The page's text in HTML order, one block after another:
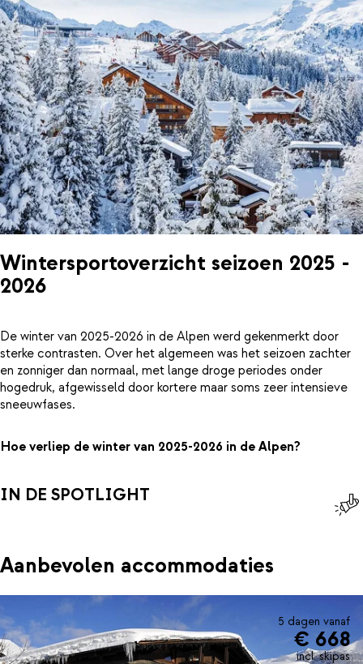
Wintersportoverzicht seizoen 2025 -
2026
De winter van 2025-2026 in de Alpen werd gekenmerkt door
sterke contrasten. Over het algemeen was het seizoen zachter
en zonniger dan normaal, met lange droge periodes onder
hogedruk, afgewisseld door kortere maar soms zeer intensieve
sneeuwfases.
Hoe verliep de winter van 2025-2026 in de Alpen?
IN DE SPOTLIGHT
Aanbevolen accommodaties
5 dagen vanaf
€ 668
incl. skipas